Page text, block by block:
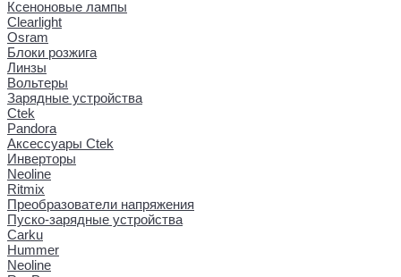
Ксеноновые лампы
Clearlight
Osram
Блоки розжига
Линзы
Вольтеры
Зарядные устройства
Ctek
Pandora
Аксессуары Ctek
Инверторы
Neoline
Ritmix
Преобразователи напряжения
Пуско-зарядные устройства
Carku
Hummer
Neoline